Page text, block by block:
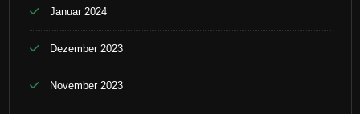
Januar 2024
Dezember 2023
November 2023